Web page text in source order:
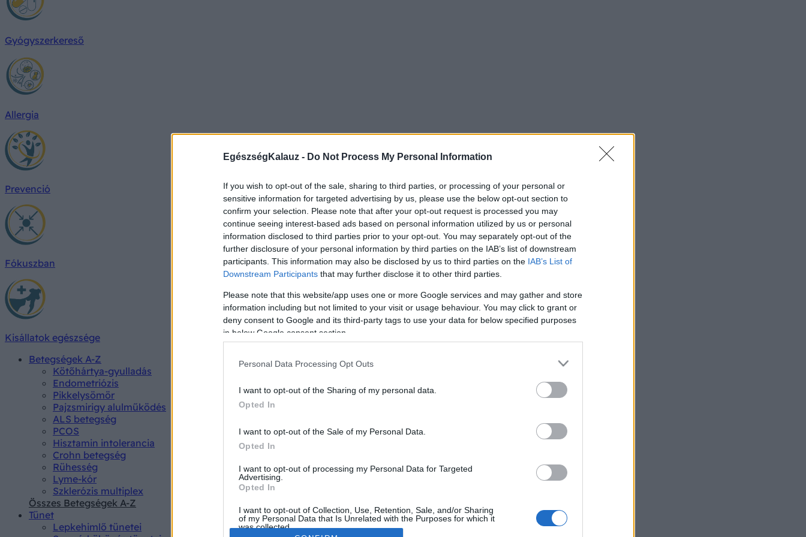
EgészségKalauz - Do Not Process My Personal Information
If you wish to opt-out of the sale, sharing to third parties, or processing of your personal or
sensitive information for targeted advertising by us, please use the below opt-out section to
confirm your selection. Please note that after your opt-out request is processed you may
continue seeing interest-based ads based on personal information utilized by us or personal
information disclosed to third parties prior to your opt-out. You may separately opt-out of the
further disclosure of your personal information by third parties on the IAB’s list of downstream
participants. This information may also be disclosed by us to third parties on the IAB’s List of
Downstream Participants that may further disclose it to other third parties.
Please note that this website/app uses one or more Google services and may gather and store
information including but not limited to your visit or usage behaviour. You may click to grant or
deny consent to Google and its third-party tags to use your data for below specified purposes
in below Google consent section.
Personal Data Processing Opt Outs
I want to opt-out of the Sharing of my personal data.
Opted In
I want to opt-out of the Sale of my Personal Data.
Opted In
I want to opt-out of processing my Personal Data for Targeted
Advertising.
Opted In
I want to opt-out of Collection, Use, Retention, Sale, and/or Sharing
of my Personal Data that Is Unrelated with the Purposes for which it
was collected.
Gyógyszerkereső
Allergia
Prevenció
Fókuszban
Kisállatok egészsége
Betegségek A-Z
Kötőhártya-gyulladás
Endometriózis
Pikkelysömör
Pajzsmirigy alulműködés
ALS betegség
PCOS
Hisztamin intolerancia
Crohn betegség
Rühesség
Lyme-kór
Szklerózis multiplex
Összes Betegségek A-Z
Tünet
Lepkehimlő tünetei